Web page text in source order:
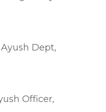
Dept,
Officer,